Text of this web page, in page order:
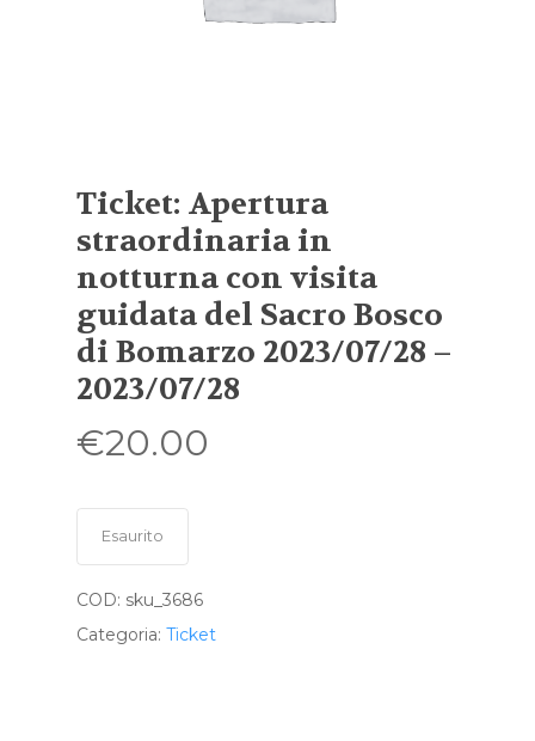
Ticket: Apertura
straordinaria in
notturna con visita
guidata del Sacro Bosco
di Bomarzo 2023/07/28 –
2023/07/28
€20.00
Esaurito
COD: sku_3686
Categoria: Ticket